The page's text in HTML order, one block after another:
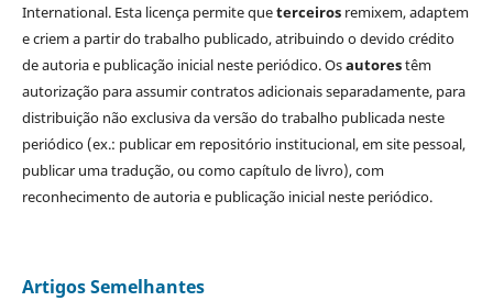
International. Esta licença permite queterceirosremixem, adaptem
e criem a partir do trabalho publicado, atribuindo o devido crédito
de autoria e publicação inicial neste periódico. Osautorestêm
autorização para assumir contratos adicionais separadamente, para
distribuição não exclusiva da versão do trabalho publicada neste
periódico (ex.: publicar em repositório institucional, em site pessoal,
publicar uma tradução, ou como capítulo de livro), com
reconhecimento de autoria e publicação inicial neste periódico.
Artigos Semelhantes